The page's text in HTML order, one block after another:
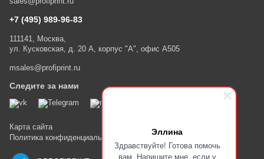
Эллина
Здравствуйте! Готова помочь
вам. Напишите мне, если у
+7 (495) 989-96-83
111141, Москва,
ул. Кусковская, д. 20 А, корпус "А", офис А505
msales@profiprint.ru
Следите за нами
Карта сайта
Политика конфиденциальности